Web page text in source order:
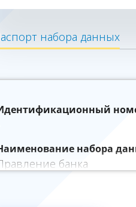
набора данных
набора
банка